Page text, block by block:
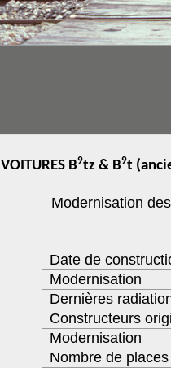
VOITURES B9tz & B9t
Modernisation
Date de
Modernisation
Dernières
Constructeurs
Modernisation
Nombre de